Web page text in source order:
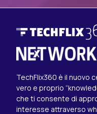
TechFlix360 è il nuovo
vero e proprio
che ti consente di
interesse attraverso